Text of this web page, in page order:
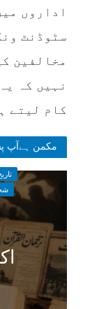
اداروں
سٹوڈنٹ
مخالفین
نہیں کہ
کام لیتے
مکمن ہےآپ